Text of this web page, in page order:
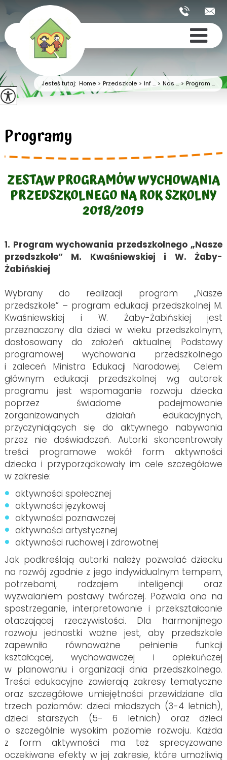
Jesteś tutaj:Home > Przedszkole > Inf ... > Nas ... > Program ...
Programy
ZESTAW PROGRAMÓW WYCHOWANIA
PRZEDSZKOLNEGO NA ROK SZKOLNY
2018/2019
1. Program wychowania przedszkolnego „Nasze
przedszkole” M. Kwaśniewskiej i W. Żaby-
Żabińskiej
Wybrany do realizacji program „Nasze
przedszkole” – program edukacji przedszkolnej M.
Kwaśniewskiej i W. Żaby-Żabińskiej jest
przeznaczony dla dzieci w wieku przedszkolnym,
dostosowany do założeń aktualnej Podstawy
programowej wychowania przedszkolnego
i zaleceń Ministra Edukacji Narodowej. Celem
głównym edukacji przedszkolnej wg autorek
programu jest wspomaganie rozwoju dziecka
poprzez świadome podejmowanie
zorganizowanych działań edukacyjnych,
przyczyniających się do aktywnego nabywania
przez nie doświadczeń. Autorki skoncentrowały
treści programowe wokół form aktywności
dziecka i przyporządkowały im cele szczegółowe
w zakresie:
aktywności społecznej
aktywności językowej
aktywności poznawczej
aktywności artystycznej
aktywności ruchowej i zdrowotnej
Jak podkreślają autorki należy pozwalać dziecku
na rozwój zgodnie z jego indywidualnym tempem,
potrzebami, rodzajem inteligencji oraz
wyzwalaniem postawy twórczej. Pozwala ona na
spostrzeganie, interpretowanie i przekształcanie
otaczającej rzeczywistości. Dla harmonijnego
rozwoju jednostki ważne jest, aby przedszkole
zapewniło równoważne pełnienie funkcji
kształcącej, wychowawczej i opiekuńczej
w planowaniu i organizacji dnia przedszkolnego.
Treści edukacyjne zawierają zakresy tematyczne
oraz szczegółowe umiejętności przewidziane dla
trzech poziomów: dzieci młodszych (3-4 letnich),
dzieci starszych (5- 6 letnich) oraz dzieci
o szczególnie wysokim poziomie rozwoju. Każda
z form aktywności ma też sprecyzowane
oczekiwane efekty w jej zakresie, które umożliwią